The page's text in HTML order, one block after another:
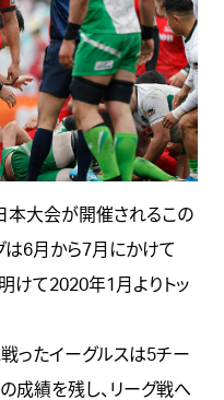
本大会が開催されるこの
は6月から7月にかけて
けて2020年1月よりトッ
ったイーグルスは5チー
成績を残し、リーグ戦へ